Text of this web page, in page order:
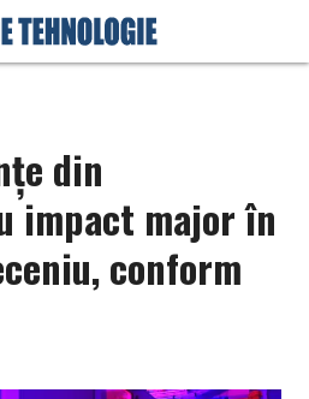
din
impact major în
conform